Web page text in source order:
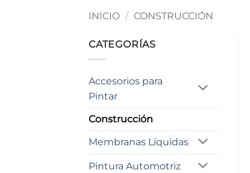
INICIO / CONSTRUCCIÓN
CATEGORÍAS
Accesorios para
Pintar
Construcción
Membranas Líquidas
Pintura Automotriz